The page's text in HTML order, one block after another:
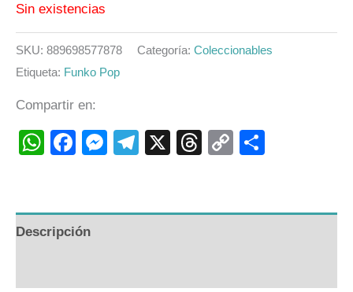
Sin existencias
SKU: 889698577878 Categoría: Coleccionables
Etiqueta: Funko Pop
Compartir en:
WhatsApp
Facebook
Messenger
Telegram
X Threads
Copy
Descripción